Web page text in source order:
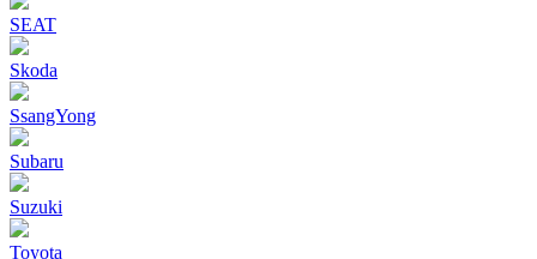
SEAT
Skoda
SsangYong
Subaru
Suzuki
Toyota